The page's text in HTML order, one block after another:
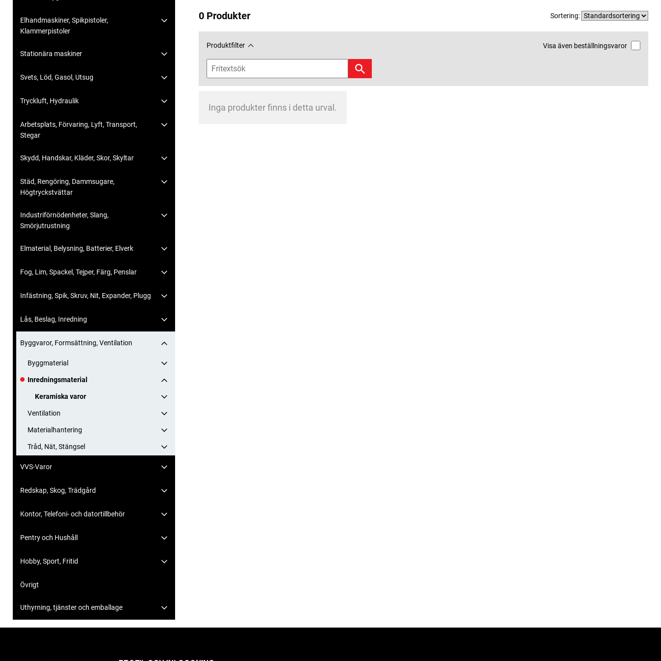
Elhandmaskiner, Spikpistoler,
Klammerpistoler
Stationära maskiner
Svets, Löd, Gasol, Utsug
Tryckluft, Hydraulik
Arbetsplats, Förvaring, Lyft, Transport,
Stegar
Skydd, Handskar, Kläder, Skor, Skyltar
Städ, Rengöring, Dammsugare,
Högtryckstvättar
Industriförnödenheter, Slang,
Smörjutrustning
Elmaterial, Belysning, Batterier, Elverk
Fog, Lim, Spackel, Tejper, Färg, Penslar
Infästning, Spik, Skruv, Nit, Expander, Plugg
Lås, Beslag, Inredning
Byggvaror, Formsättning, Ventilation
Byggmaterial
Inredningsmaterial
Keramiska varor
Ventilation
Materialhantering
Tråd, Nät, Stängsel
VVS-Varor
Redskap, Skog, Trädgård
Kontor, Telefoni- och datortillbehör
Pentry och Hushåll
Hobby, Sport, Fritid
Övrigt
Uthyrning, tjänster och emballage
0 Produkter Sortering:
Produktfilter Visa även beställningsvaror
Inga produkter finns i detta urval.